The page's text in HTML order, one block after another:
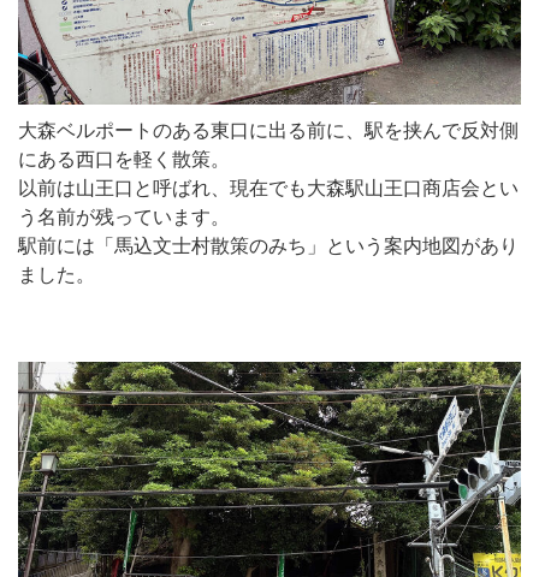
大森ベルポートのある東口に出る前に、駅を挟んで反対側
にある西口を軽く散策。
以前は山王口と呼ばれ、現在でも大森駅山王口商店会とい
う名前が残っています。
駅前には「馬込文士村散策のみち」という案内地図があり
ました。